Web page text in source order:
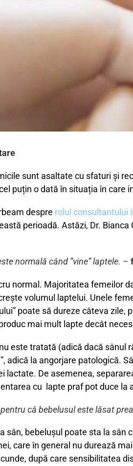
sunt asaltate cu sfaturi și
puțin o dată în situația în
despre rolul consultantului
perioadă. Astăzi, Dr.
normală când ”vine” laptele. –
normal. Majoritatea femeilor
volumul laptelui. Unele
poate să dureze câteva
mai mult lapte decât
este tratată (adică dacă
adică la angorjare patologică.
lactate. De asemenea,
cu lapte praf pot duce la
că bebelusul este lăsat
sân, bebelușul poate sta la
care în general nu durează
după care sensibilitatea